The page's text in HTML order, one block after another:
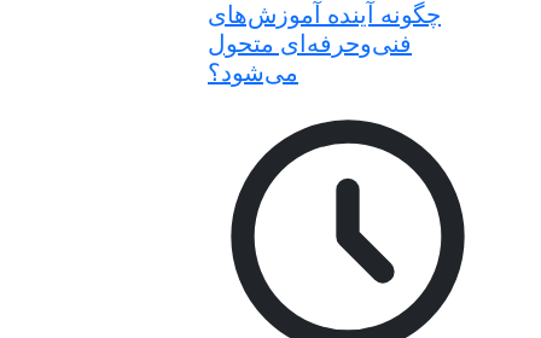
چگونه آینده آموزش‌های
فنی‌وحرفه‌ای متحول
می‌شود؟